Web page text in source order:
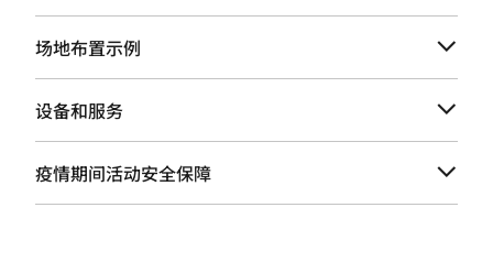
场地布置示例
设备和服务
疫情期间活动安全保障